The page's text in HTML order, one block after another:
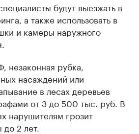
будут выезжать в
а также использовать в
и камеры наружного
незаконная рубка,
насаждений или
в лесах деревьев
от 3 до 500 тыс. руб. В
нарушителям грозит
2 лет.